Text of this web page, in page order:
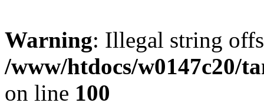
Warning: Illegal string
/www/htdocs/w0147c20/
on line 100